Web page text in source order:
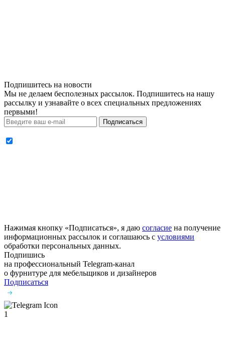
Подпишитесь на новости
Мы не делаем бесполезных рассылок. Подпишитесь на нашу
рассылку и узнавайте о всех специальных предложениях
первыми!
Подписаться
Нажимая кнопку «Подписаться», я даю согласие на получение
информационных рассылок и соглашаюсь с условиями
обработки персональных данных.
Подпишись
на профессиональный Telegram-канал
о фурнитуре для мебельщиков и дизайнеров
Подписаться
1